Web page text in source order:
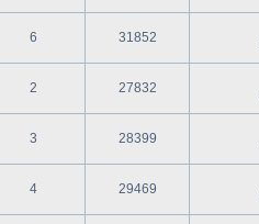
6 31852
2 27832
3 28399
4 29469